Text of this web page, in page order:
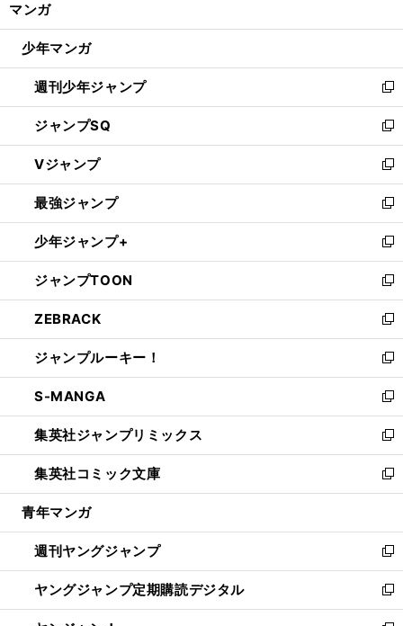
ウ
開
く
マンガ
少年マンガ
週刊少年ジャンプ
新
し
い
ウ
ィ
ン
ド
ウ
で
開
く
ジャンプSQ
新
し
い
ウ
ィ
ン
ド
ウ
で
開
く
Vジャンプ
新
し
い
ウ
ィ
ン
ド
ウ
で
開
く
最強ジャンプ
新
し
い
ウ
ィ
ン
ド
ウ
で
開
く
少年ジャンプ+
新
し
い
ウ
ィ
ン
ド
ウ
で
開
く
ジャンプTOON
新
し
い
ウ
ィ
ン
ド
ウ
で
開
く
ZEBRACK
新
し
い
ウ
ィ
ン
ド
ウ
で
開
ジャンプルーキー！
新
し
い
ウ
ィ
ン
ド
ウ
開
く
S-MANGA
新
し
い
ウ
ィ
ン
ウ
で
開
く
集英社ジャンプリミックス
新
し
い
ウ
ン
ド
ウ
で
開
集英社コミック文庫
新
し
ウ
ィ
ン
ド
ウ
青年マンガ
週刊ヤングジャンプ
新
し
い
ウ
ヤングジャンプ定期購読デジタル
新
し